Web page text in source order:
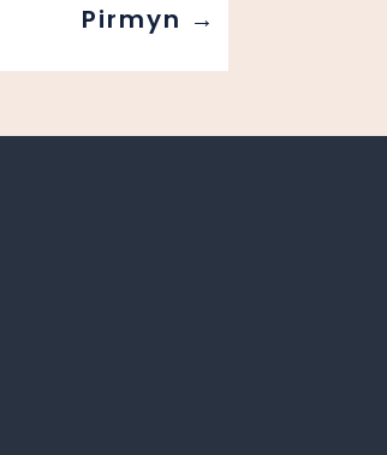
Pirmyn →